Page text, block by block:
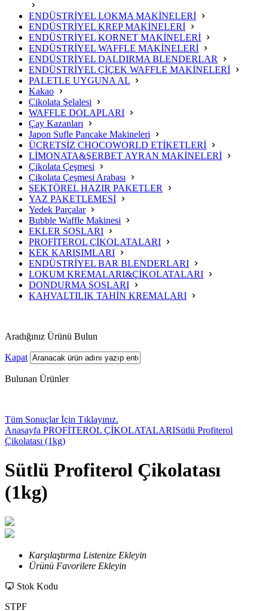
ENDÜSTRİYEL LOKMA MAKİNELERİ
ENDÜSTRİYEL KREP MAKİNELERİ
ENDÜSTRİYEL KORNET MAKİNELERİ
ENDÜSTRİYEL WAFFLE MAKİNELERİ
ENDÜSTRİYEL DALDIRMA BLENDERLAR
ENDÜSTRİYEL ÇİÇEK WAFFLE MAKİNELERİ
PALETLE UYGUNA AL
Kakao
Çikolata Şelalesi
WAFFLE DOLAPLARI
Çay Kazanları
Japon Sufle Pancake Makineleri
ÜCRETSİZ CHOCOWORLD ETİKETLERİ
LİMONATA&ŞERBET AYRAN MAKİNELERİ
Çikolata Çeşmesi
Çikolata Çeşmesi Arabası
SEKTÖREL HAZIR PAKETLER
YAZ PAKETLEMESİ
Yedek Parçalar
Bubble Waffle Makinesi
EKLER SOSLARI
PROFİTEROL ÇİKOLATALARI
KEK KARIŞIMLARI
ENDÜSTRİYEL BAR BLENDERLARI
LOKUM KREMALARI&ÇİKOLATALARI
DONDURMA SOSLARI
KAHVALTILIK TAHİN KREMALARI
Aradığınız Ürünü Bulun
Kapat
Bulunan Ürünler
Tüm Sonuçlar İçin Tıklayınız.
Anasayfa PROFİTEROL ÇİKOLATALARISütlü Profiterol
Çikolatası (1kg)
Sütlü Profiterol Çikolatası
(1kg)
Karşılaştırma Listenize Ekleyin
Ürünü Favorilere Ekleyin
Stok Kodu
STPF